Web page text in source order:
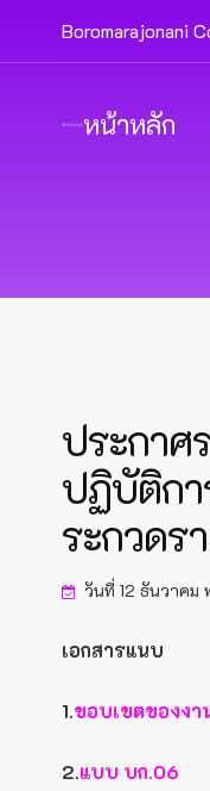
Boromarajonani
หน้าหลัก
ประกาศ
ปฏิบัติกา
ระกวดร
วันที่ 12 ธันวาคม
เอกสารแนบ
1.ขอบเขตของง
2.แบบ บก.06